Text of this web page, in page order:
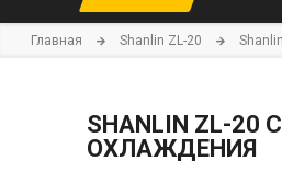
Главная Shanlin ZL-20
SHANLIN ZL-20
ОХЛАЖДЕНИЯ